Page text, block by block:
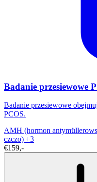
Badanie przesiewowe
Badanie przesiewowe
PCOS.
AMH (hormon
czczo) +3
€159,-